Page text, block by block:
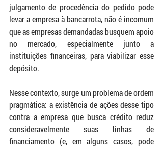
julgamento de procedência do pedido pode
levar a empresa à bancarrota, não é incomum
que as empresas demandadas busquem apoio
no mercado, especialmente junto a
instituições financeiras, para viabilizar esse
depósito.
Nesse contexto, surge um problema de ordem
pragmática: a existência de ações desse tipo
contra a empresa que busca crédito reduz
consideravelmente suas linhas de
financiamento (e, em alguns casos, pode